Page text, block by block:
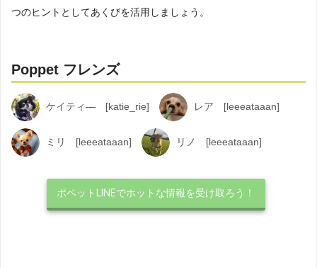
つのヒントとしてあくびを活用しましょう。
Poppet フレンズ
ケイティ― [katie_rie] レア [leeeataaan]
ミリ [leeeataaan] リノ [leeeataaan]
ポペットLINEでホットな情報を受け取ろう！